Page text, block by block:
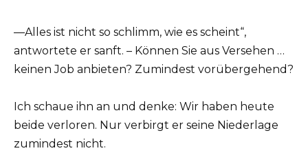
—Alles ist nicht so schlimm, wie es scheint“,
antwortete er sanft. – Können Sie aus Versehen …
keinen Job anbieten? Zumindest vorübergehend?
Ich schaue ihn an und denke: Wir haben heute
beide verloren. Nur verbirgt er seine Niederlage
zumindest nicht.